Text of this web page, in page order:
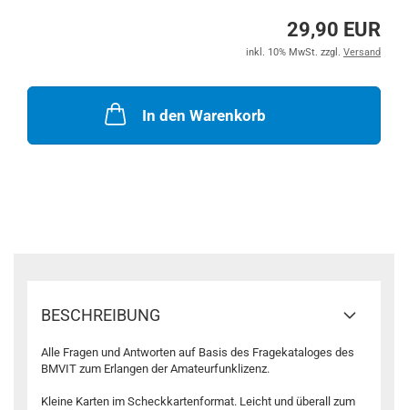
29,90 EUR
inkl. 10% MwSt. zzgl. Versand
In den Warenkorb
BESCHREIBUNG
Alle Fragen und Antworten auf Basis des Fragekataloges des
BMVIT zum Erlangen der Amateurfunklizenz.
Kleine Karten im Scheckkartenformat. Leicht und überall zum